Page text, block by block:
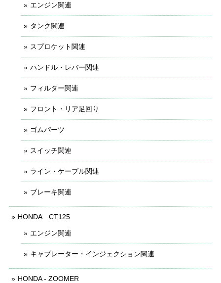
エンジン関連
タンク関連
スプロケット関連
ハンドル・レバー関連
フィルター関連
フロント・リア足回り
ゴムパーツ
スイッチ関連
ライン・ケーブル関連
ブレーキ関連
HONDA CT125
エンジン関連
キャブレーター・インジェクション関連
HONDA - ZOOMER